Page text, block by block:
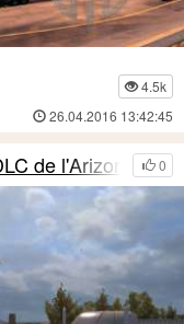
4.5k
26.04.2016 13:42:45
0
de l'Arizon